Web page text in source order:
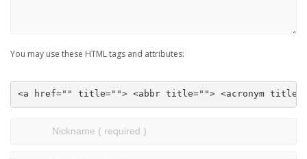
You may use these HTML tags and attributes:
<a href="" title=""> <abbr title=""> <acronym